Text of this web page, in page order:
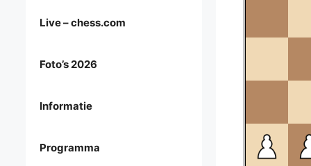
Live – chess.com
Foto’s 2026
Informatie
Programma